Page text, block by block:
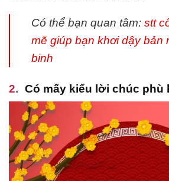
Có thể bạn quan tâm: stt
mẽ giúp bạn khơi dậy bản
binh
Có mấy kiểu lời chúc phù